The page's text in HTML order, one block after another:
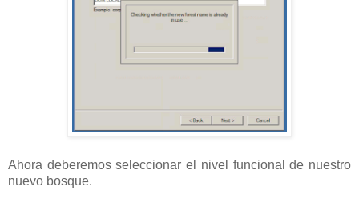
Ahora deberemos seleccionar el nivel funcional de nuestro
nuevo bosque.